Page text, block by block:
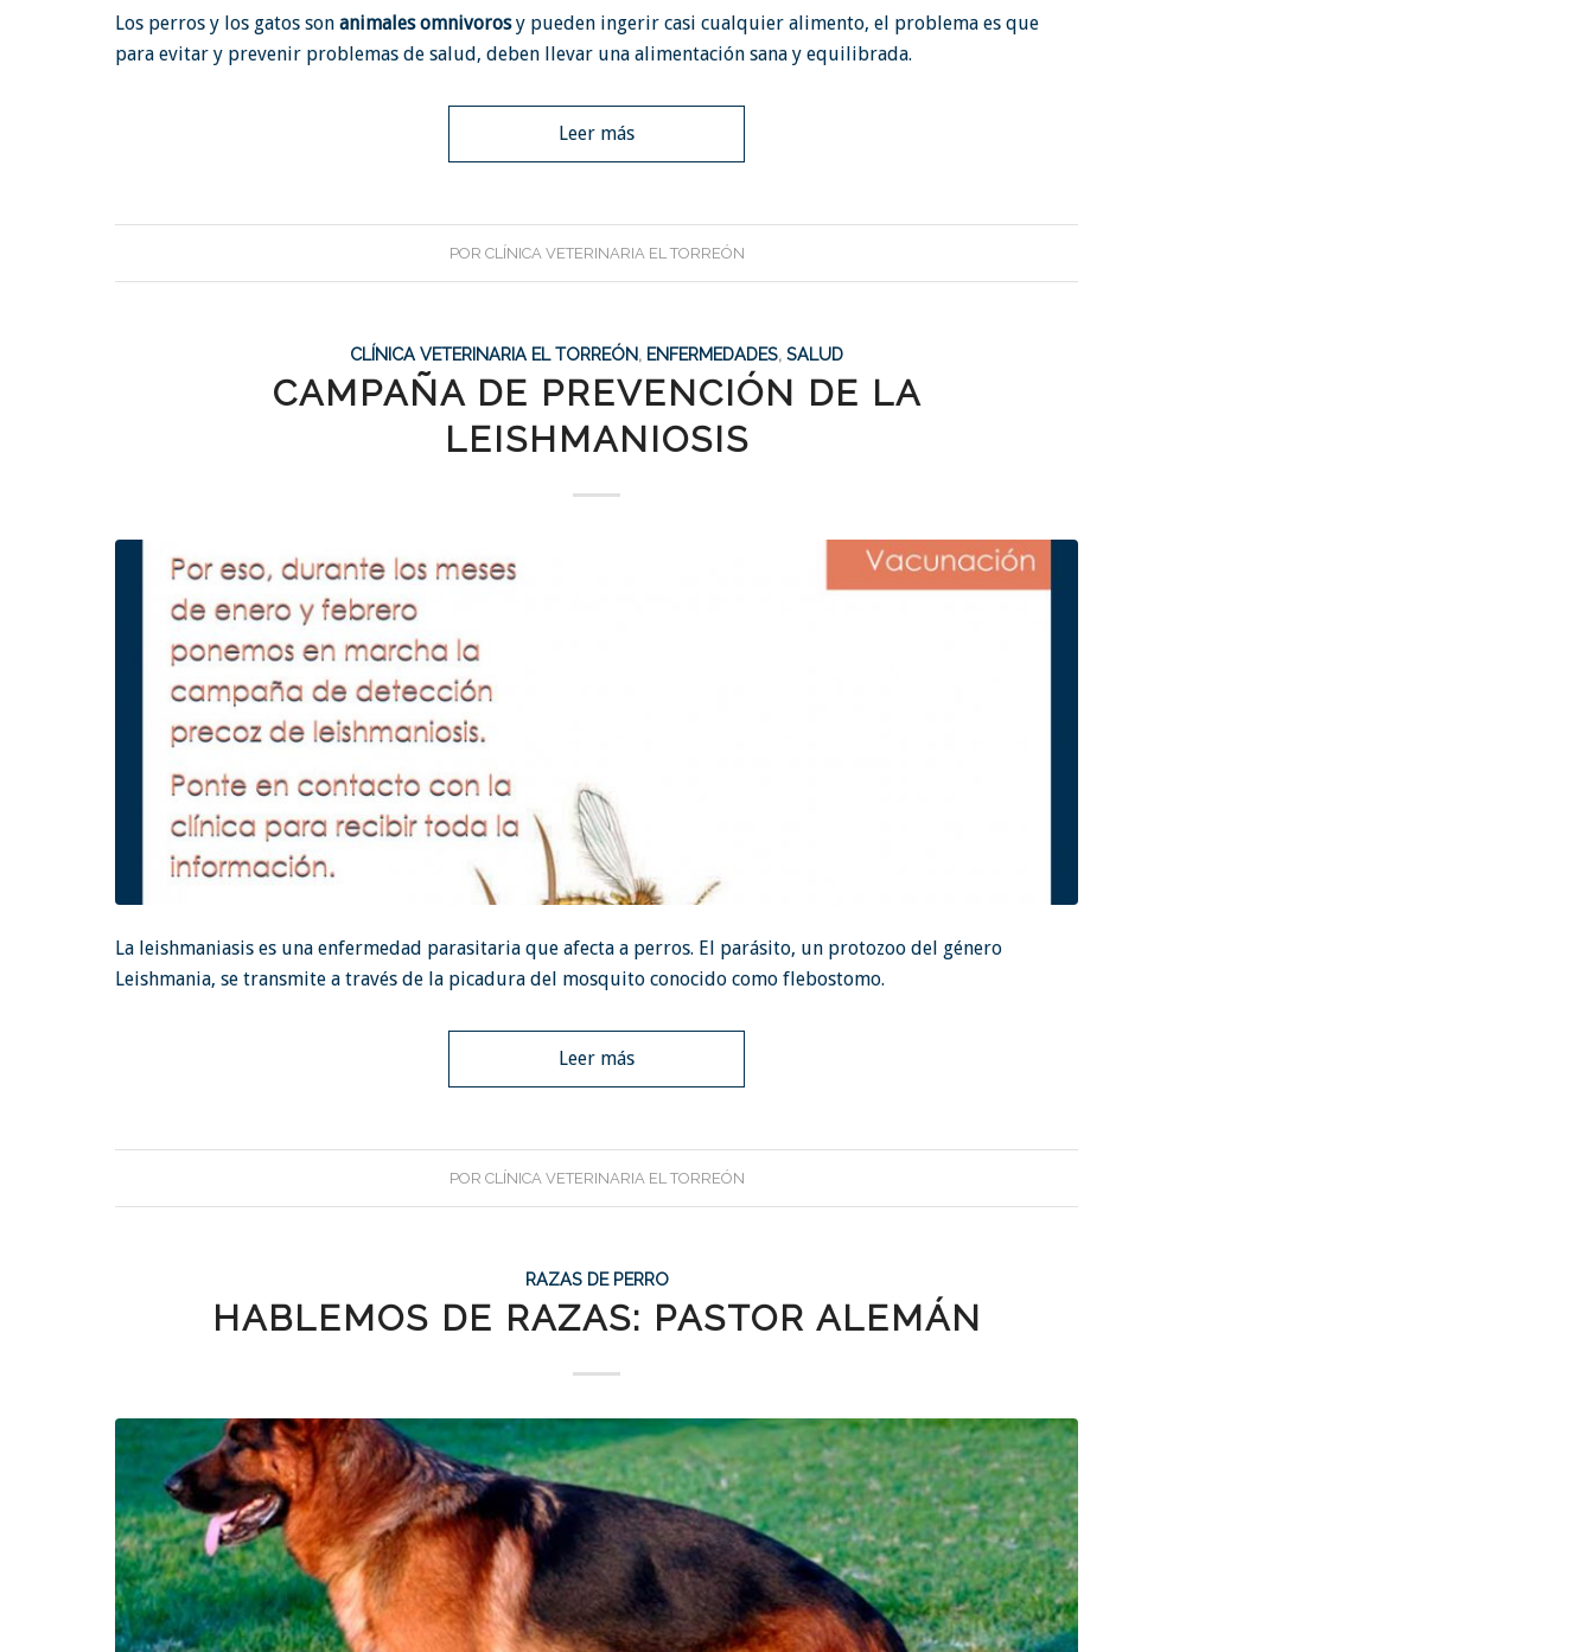
Los perros y los gatos sonanimales omnivorosy pueden ingerir casi cualquier alimento, el problema es que
para evitar y prevenir problemas de salud, deben llevar una alimentación sana y equilibrada.
Leer más
POR CLÍNICA VETERINARIA EL TORREÓN
CLÍNICA VETERINARIA EL TORREÓN, ENFERMEDADES,SALUD
CAMPAÑA DE PREVENCIÓN DE LA
LEISHMANIOSIS
La leishmaniasis es una enfermedad parasitaria que afecta a perros. El parásito, un protozoo del género
Leishmania, se transmite a través de la picadura del mosquito conocido como flebostomo.
Leer más
POR CLÍNICA VETERINARIA EL TORREÓN
RAZAS DE PERRO
HABLEMOS DE RAZAS: PASTOR ALEMÁN